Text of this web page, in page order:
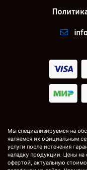
Мы специализируемся на
являемся их официальным
услуги после истечения
наладку продукции. Цены
офертой, актуальную